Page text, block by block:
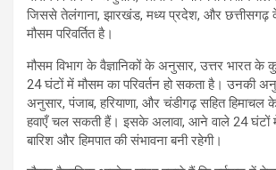
जिससे तेलंगाना, झारखंड, मध्य प्रदेश, और छत्तीसगढ़
मौसम परिवर्तित है।
मौसम विभाग के वैज्ञानिकों के अनुसार, उत्तर भारत के
24 घंटों में मौसम का परिवर्तन हो सकता है। उनकी
अनुसार, पंजाब, हरियाणा, और चंडीगढ़ सहित हिमाचल
हवाएँ चल सकती हैं। इसके अलावा, आने वाले 24 घंटों में
बारिश और हिमपात की संभावना बनी रहेगी।